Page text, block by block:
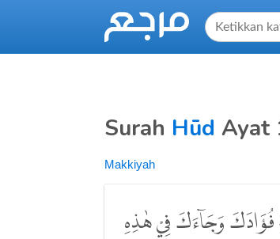
Surah Hūd Ayat
Makkiyah
فُؤَادَكَ وَجَاۤءَكَ فِيْ هٰذِهِ